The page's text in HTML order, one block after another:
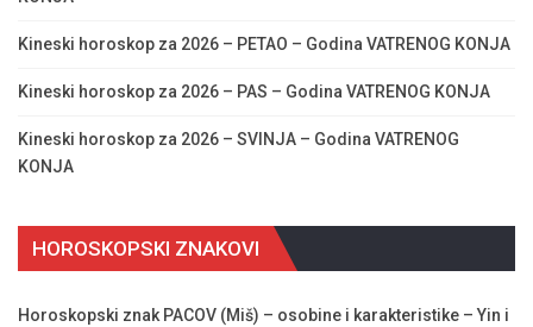
Kineski horoskop za 2026 – PETAO – Godina VATRENOG KONJA
Kineski horoskop za 2026 – PAS – Godina VATRENOG KONJA
Kineski horoskop za 2026 – SVINJA – Godina VATRENOG
KONJA
HOROSKOPSKI ZNAKOVI
Horoskopski znak PACOV (Miš) – osobine i karakteristike – Yin i